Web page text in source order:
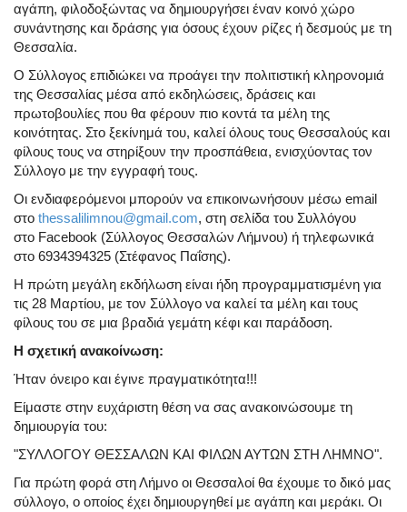
αγάπη, φιλοδοξώντας να δημιουργήσει έναν κοινό χώρο
συνάντησης και δράσης για όσους έχουν ρίζες ή δεσμούς με τη
Θεσσαλία.
Ο Σύλλογος επιδιώκει να προάγει την πολιτιστική κληρονομιά
της Θεσσαλίας μέσα από εκδηλώσεις, δράσεις και
πρωτοβουλίες που θα φέρουν πιο κοντά τα μέλη της
κοινότητας. Στο ξεκίνημά του, καλεί όλους τους Θεσσαλούς και
φίλους τους να στηρίξουν την προσπάθεια, ενισχύοντας τον
Σύλλογο με την εγγραφή τους.
Οι ενδιαφερόμενοι μπορούν να επικοινωνήσουν μέσω email
στο thessalilimnou@gmail.com, στη σελίδα του Συλλόγου
στο Facebook (Σύλλογος Θεσσαλών Λήμνου) ή τηλεφωνικά
στο 6934394325 (Στέφανος Παΐσης).
Η πρώτη μεγάλη εκδήλωση είναι ήδη προγραμματισμένη για
τις 28 Μαρτίου, με τον Σύλλογο να καλεί τα μέλη και τους
φίλους του σε μια βραδιά γεμάτη κέφι και παράδοση.
Η σχετική ανακοίνωση:
Ήταν όνειρο και έγινε πραγματικότητα!!!
Είμαστε στην ευχάριστη θέση να σας ανακοινώσουμε τη
δημιουργία του:
"ΣΥΛΛΟΓΟΥ ΘΕΣΣΑΛΩΝ ΚΑΙ ΦΙΛΩΝ ΑΥΤΩΝ ΣΤΗ ΛΗΜΝΟ".
Για πρώτη φορά στη Λήμνο οι Θεσσαλοί θα έχουμε το δικό μας
σύλλογο, ο οποίος έχει δημιουργηθεί με αγάπη και μεράκι. Οι